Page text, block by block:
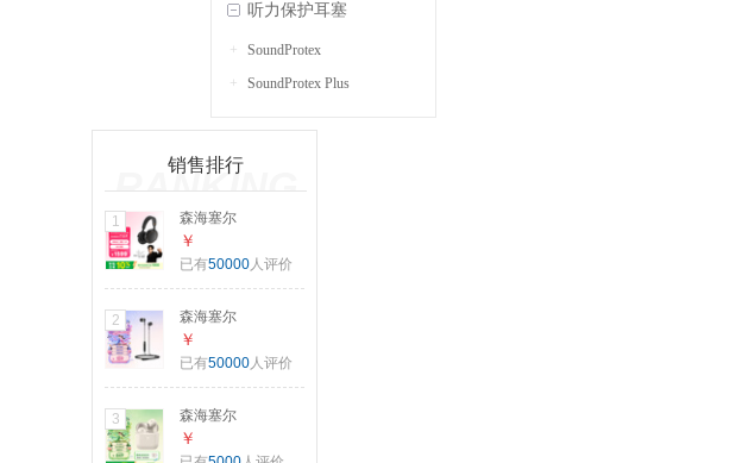
听力保护耳塞
SoundProtex
SoundProtex Plus
RANKING
销售排行
1
森海塞尔
（Sennheiser）
【宋威龙同款】
别设计版 蓝牙头戴
耳机 曜金黑 适用苹
果华为
￥
已有50000人评价
2
森海塞尔
（Sennheiser）CX
80S 有线音乐耳机
￥
已有50000人评价
3
森海塞尔
（Sennheiser）
【焕新补贴】
￥